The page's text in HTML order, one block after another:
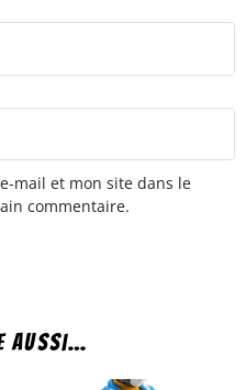
mail et mon site dans le
commentaire.
aussi…